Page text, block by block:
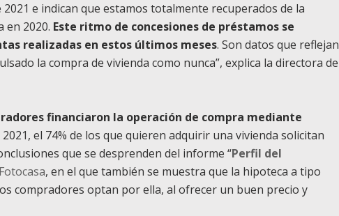
e indican que estamos totalmente recuperados de la
en 2020. Este ritmo de concesiones de préstamos se
realizadas en estos últimos meses. Son datos que reflejan
la compra de vivienda como nunca”, explica la directora de
financiaron la operación de compra mediante
el 74% de los que quieren adquirir una vivienda solicitan
que se desprenden del informe “Perfil del
Fotocasa, en el que también se muestra que la hipoteca a tipo
compradores optan por ella, al ofrecer un buen precio y